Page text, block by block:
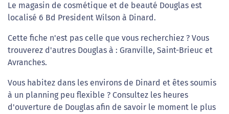
Le magasin de cosmétique et de beauté Douglas est
localisé 6 Bd President Wilson à Dinard.
Cette fiche n'est pas celle que vous recherchiez ? Vous
trouverez d'autres Douglas à : Granville, Saint-Brieuc et
Avranches.
Vous habitez dans les environs de Dinard et êtes soumis
à un planning peu flexible ? Consultez les heures
d'ouverture de Douglas afin de savoir le moment le plus